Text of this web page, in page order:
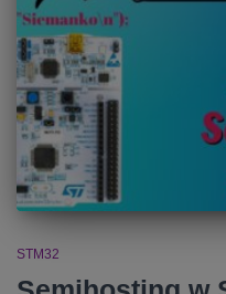
STM32